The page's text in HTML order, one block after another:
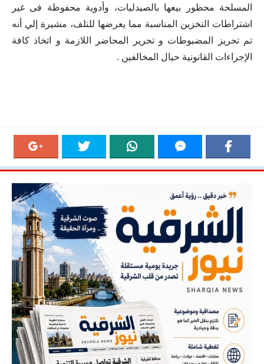
المسلحة محظور بيعها بالصيدليات، وأدوية محفوظة فى غير
اشتراطات التخزين المناسبة مما يعرضها للتلف، مشيرة إلي أنه
تم تحريز المضبوطات و تحرير المحاضر اللازمة و اتخاذ كافة
الإجراءات القانونية حيال المخالفين .